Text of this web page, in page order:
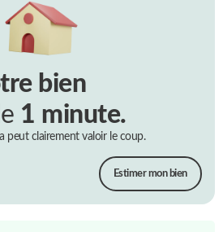
bien
1 minute.
peut clairement valoir le coup.
Estimer mon bien